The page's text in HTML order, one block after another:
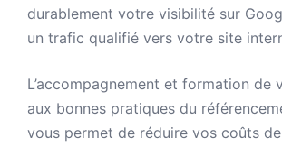
durablement votre visibilité sur
un trafic qualifié vers votre site
L’accompagnement et formation de
aux bonnes pratiques du
vous permet de réduire vos coûts de